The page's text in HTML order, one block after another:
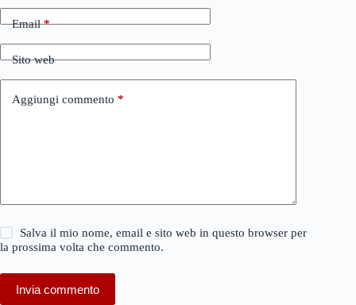
Email*
Sito web
Aggiungi commento *
Salva il mio nome, email e sito web in questo browser per
la prossima volta che commento.
Invia commento